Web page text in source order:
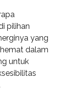
pilihan
yang
dalam
untuk